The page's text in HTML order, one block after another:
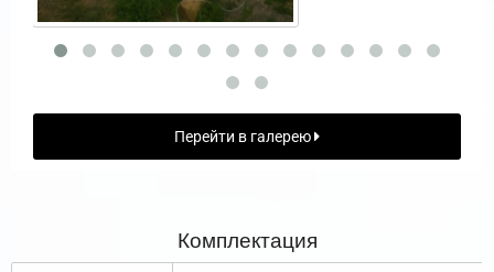
Перейти в галерею
Комплектация